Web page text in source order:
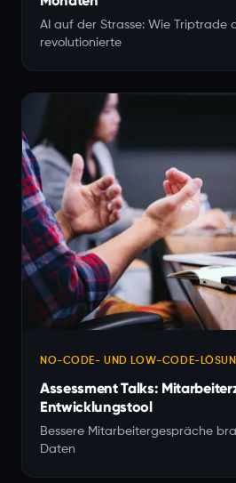
AI auf der Strasse: Wie Triptrade
revolutionierte
NO-CODE- UND LOW-CODE-
Assessment Talks:
Entwicklungstool
Bessere Mitarbeitergespräche
Daten